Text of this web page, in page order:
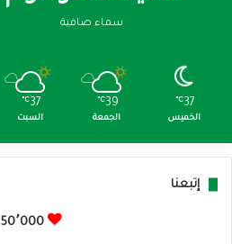
سماء صافية
37
℃
الخميس
39
℃
الجمعة
37
℃
السبت
إتبعنا
50٬000